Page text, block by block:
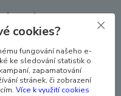
také v
gumičky a háčky
látky
cookies?
fungování našeho e-
ke sledování statistik o
zapamatování
stránek, či zobrazení
Více k využití cookies